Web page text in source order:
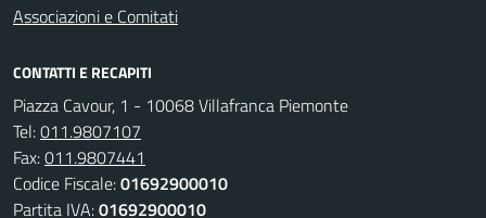
Associazioni e Comitati
CONTATTI E RECAPITI
Piazza Cavour, 1 - 10068 Villafranca Piemonte
Tel:011.9807107
Fax:011.9807441
Codice Fiscale:01692900010
Partita IVA:01692900010